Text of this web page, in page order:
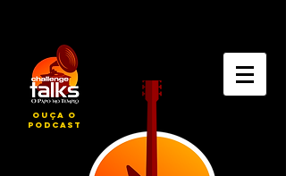
ouça o
podcast